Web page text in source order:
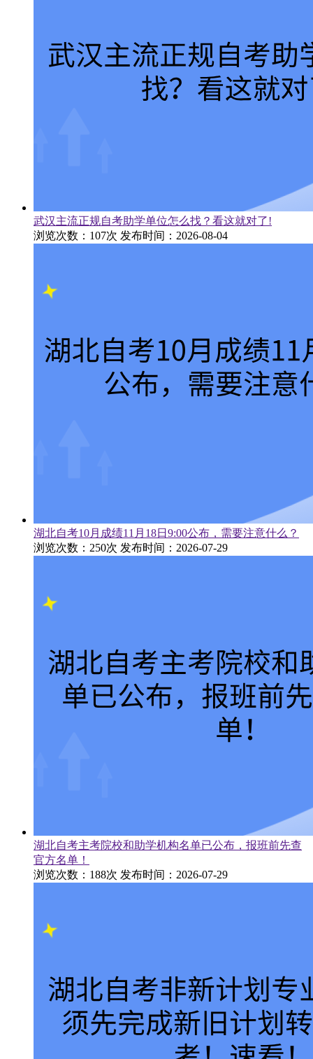
武汉主流正规自考助学单位怎么找？看这就对了!
浏览次数：107次 发布时间：2026-08-04
湖北自考10月成绩11月18日9:00公布，需要注意什么？
浏览次数：250次 发布时间：2026-07-29
湖北自考主考院校和助学机构名单已公布，报班前先查
官方名单！
浏览次数：188次 发布时间：2026-07-29